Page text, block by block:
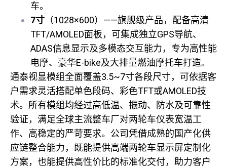
车。
7寸 （1028×600）——旗舰级产品，配备高清
TFT/AMOLED面板，可集成独立GPS导航、
ADAS信息显示及多模态交互能力，专为高性能
电摩、豪华E-bike及大排量燃油摩托车打造。
通泰视显模组全面覆盖3.5~7寸各段尺寸，可依据客
户需求灵活搭配单色段码、彩色TFT或AMOLED技
术。所有模组均经过高低温、振动、防水及可靠性
验证，满足全球主流整车厂对两轮车仪表宽温工
作、高稳定的严苛要求。公司凭借成熟的国产化供
应链整合能力，既能提供高端两轮车显示屏定制化
方案，也能提供高性价比的标准化交付，助力客户